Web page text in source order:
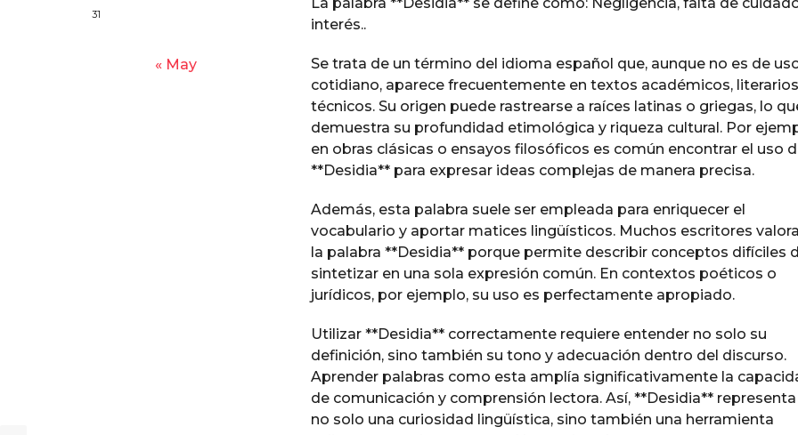
o
y
interés..
Se trata de un término del idioma español que, aunque no es de
cotidiano, aparece frecuentemente en textos académicos,
técnicos. Su origen puede rastrearse a raíces latinas o griegas, lo
demuestra su profundidad etimológica y riqueza cultural. Por
en obras clásicas o ensayos filosóficos es común encontrar el uso
**Desidia** para expresar ideas complejas de manera precisa.
Además, esta palabra suele ser empleada para enriquecer el
vocabulario y aportar matices lingüísticos. Muchos escritores
la palabra **Desidia** porque permite describir conceptos difíciles
sintetizar en una sola expresión común. En contextos poéticos o
jurídicos, por ejemplo, su uso es perfectamente apropiado.
Utilizar **Desidia** correctamente requiere entender no solo su
definición, sino también su tono y adecuación dentro del discurso.
Aprender palabras como esta amplía significativamente la
de comunicación y comprensión lectora. Así, **Desidia** representa
no solo una curiosidad lingüística, sino también una herramienta
31
« May